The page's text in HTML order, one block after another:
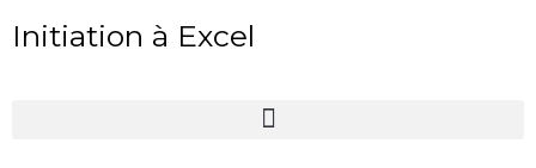
Initiation à Excel